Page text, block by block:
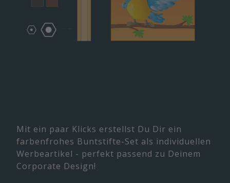
Mit ein paar Klicks erstellst Du Dir ein
farbenfrohes Buntstifte-Set als individuellen
Werbeartikel - perfekt passend zu Deinem
Corporate Design!